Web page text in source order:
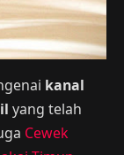
kanal
yang telah
Cewek